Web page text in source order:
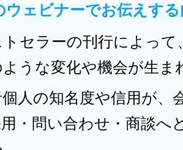
ウェビナーでお伝えす
セラーの刊行によって
うな変化や機会が生ま
人の知名度や信用が、
・問い合わせ・商談へ